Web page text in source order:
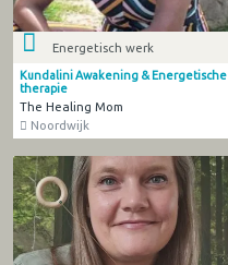
Energetisch werk
Kundalini Awakening & Energetische
therapie
The Healing Mom
Noordwijk